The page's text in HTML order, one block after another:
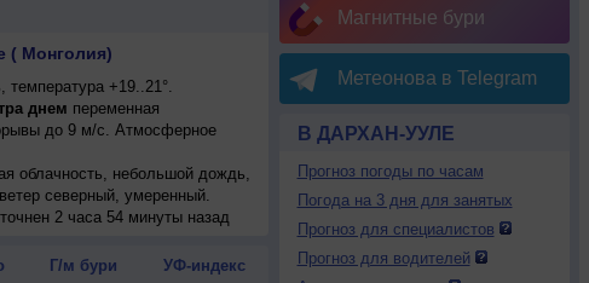
( Монголия)
+19..21°.
днем переменная
до 9 м/с. Атмосферное
облачность, небольшой дождь,
северный, умеренный.
2 часа 54 минуты назад
Г/м бури УФ-индекс
Магнитные бури
Метеонова в Telegram
В ДАРХАН-УУЛЕ
Прогноз погоды по часам
Погода на 3 дня для занятых
Прогноз для специалистов
Прогноз для водителей